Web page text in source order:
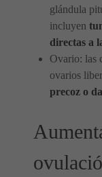
glándula
incluyen
directas a
Ovario: las
ovarios
precoz o